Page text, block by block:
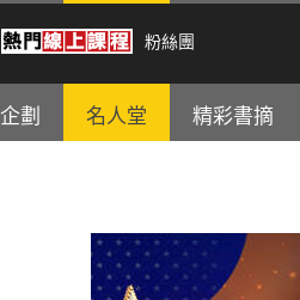
粉絲團
劃 名人堂 精彩書摘